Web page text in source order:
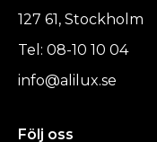
127 61, Stockholm
Tel: 08-10 10 04
info@alilux.se
Följ oss